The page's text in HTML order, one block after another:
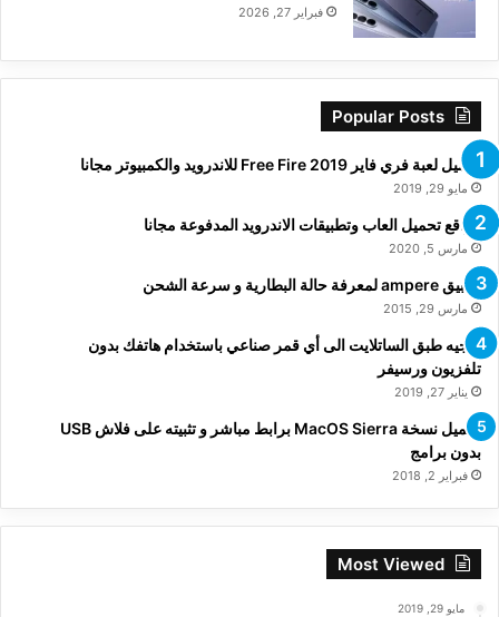
فبراير 27, 2026
Popular Posts
تحميل لعبة فري فاير Free Fire 2019 للاندرويد والكمبيوتر مجانا
مايو 29, 2019
مواقع تحميل العاب وتطبيقات الاندرويد المدفوعة مجانا
مارس 5, 2020
تطبيق ampere لمعرفة حالة البطارية و سرعة الشحن
مارس 29, 2015
توجيه طبق الساتلايت الى أي قمر صناعي باستخدام هاتفك بدون
تلفزيون ورسيفر
يناير 27, 2019
تحميل نسخة MacOS Sierra برابط مباشر و تثبيته على فلاش USB
بدون برامج
فبراير 2, 2018
Most Viewed
مايو 29, 2019